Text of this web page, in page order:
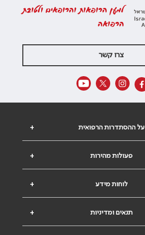
למען הרופאות והרופאים ולטובת
הרפואה
צרו קשר
+ על ההסתדרות הרפואית
+ פעולות מהירות
+ לוחות מידע
+ תנאים ומדיניות